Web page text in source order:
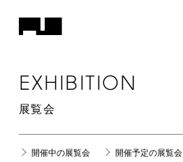
EXHIBITION
展覧会
開催中の展覧会 開催予定の展覧会